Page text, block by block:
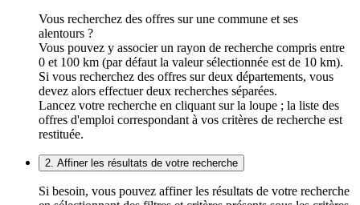
Vous recherchez des offres sur une commune et ses
alentours ?
Vous pouvez y associer un rayon de recherche compris entre
0 et 100 km (par défaut la valeur sélectionnée est de 10 km).
Si vous recherchez des offres sur deux départements, vous
devez alors effectuer deux recherches séparées.
Lancez votre recherche en cliquant sur la loupe ; la liste des
offres d'emploi correspondant à vos critères de recherche est
restituée.
2. Affiner les résultats de votre recherche
Si besoin, vous pouvez affiner les résultats de votre recherche